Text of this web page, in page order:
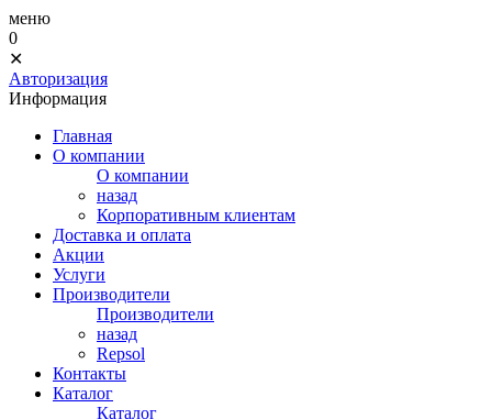
меню
0
✕
Авторизация
Информация
Главная
О компании
О компании
назад
Корпоративным клиентам
Доставка и оплата
Акции
Услуги
Производители
Производители
назад
Repsol
Контакты
Каталог
Каталог